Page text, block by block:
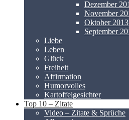
Dezember
November
Oktober 2013
September
Liebe
Leben
Glück
Freiheit
Affirmation
Humorvolles
Kartoffelgesichter
Top 10 – Zitate
Video – Zitate & Sprüche